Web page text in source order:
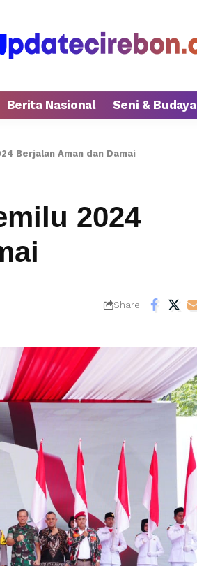
Berita Nasional Seni & Budaya
Berjalan Aman dan Damai
2024
Share